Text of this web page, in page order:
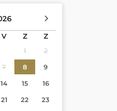
V Z Z
1 2
7 8 9
14 15 16
21 22 23